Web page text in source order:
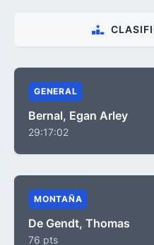
GENERAL
Bernal, Egan Arley
29:17:02
MONTAÑA
De Gendt, Thomas
76 pts